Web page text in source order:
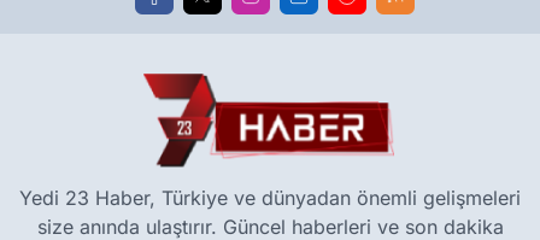
Yedi 23 Haber, Türkiye ve dünyadan önemli gelişmeleri
size anında ulaştırır. Güncel haberleri ve son dakika